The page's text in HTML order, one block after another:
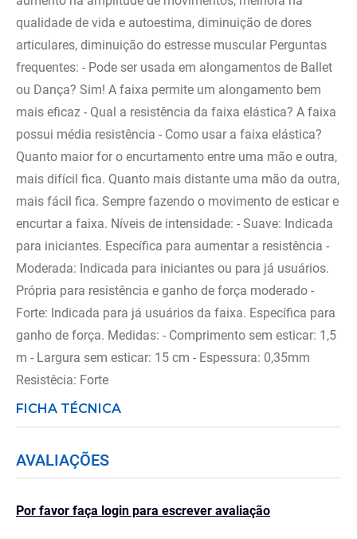
qualidade de vida e autoestima, diminuição de dores
articulares, diminuição do estresse muscular Perguntas
frequentes: - Pode ser usada em alongamentos de Ballet
ou Dança? Sim! A faixa permite um alongamento bem
mais eficaz - Qual a resistência da faixa elástica? A faixa
possui média resistência - Como usar a faixa elástica?
Quanto maior for o encurtamento entre uma mão e outra,
mais difícil fica. Quanto mais distante uma mão da outra,
mais fácil fica. Sempre fazendo o movimento de esticar e
encurtar a faixa. Níveis de intensidade: - Suave: Indicada
para iniciantes. Específica para aumentar a resistência -
Moderada: Indicada para iniciantes ou para já usuários.
Própria para resistência e ganho de força moderado -
Forte: Indicada para já usuários da faixa. Específica para
ganho de força. Medidas: - Comprimento sem esticar: 1,5
m - Largura sem esticar: 15 cm - Espessura: 0,35mm
Resistêcia: Forte
FICHA TÉCNICA
AVALIAÇÕES
Por favor faça login para escrever avaliação